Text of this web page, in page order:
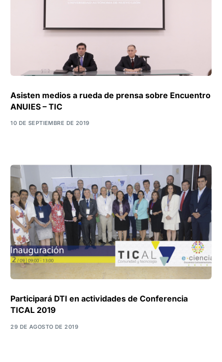
Asisten medios a rueda de prensa sobre Encuentro
ANUIES – TIC
10 DE SEPTIEMBRE DE 2019
Participará DTI en actividades de Conferencia
TICAL 2019
29 DE AGOSTO DE 2019